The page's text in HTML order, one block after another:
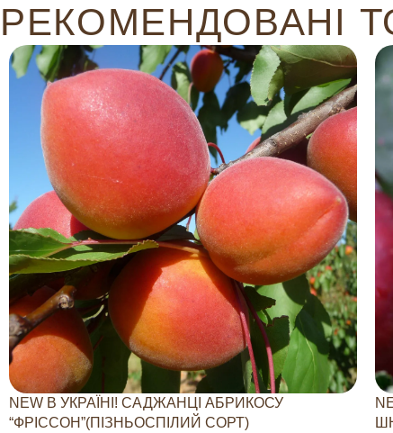
РЕКОМЕНДОВАНІ
NEW В УКРАЇНІ! САДЖАНЦІ АБРИКОСУ
“ФРІССОН”(ПІЗНЬОСПІЛИЙ СОРТ)